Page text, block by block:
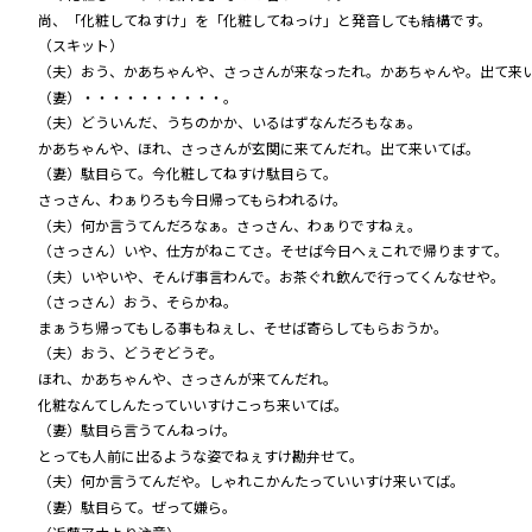
尚、「化粧してねすけ」を「化粧してねっけ」と発音しても結構です。
（スキット）
（夫）おう、かあちゃんや、さっさんが来なったれ。かあちゃんや。出て来
（妻）・・・・・・・・・・。
（夫）どういんだ、うちのかか、いるはずなんだろもなぁ。
かあちゃんや、ほれ、さっさんが玄関に来てんだれ。出て来いてば。
（妻）駄目らて。今化粧してねすけ駄目らて。
さっさん、わぁりろも今日帰ってもらわれるけ。
（夫）何か言うてんだろなぁ。さっさん、わぁりですねぇ。
（さっさん）いや、仕方がねこてさ。そせば今日へぇこれで帰りますて。
（夫）いやいや、そんげ事言わんで。お茶ぐれ飲んで行ってくんなせや。
（さっさん）おう、そらかね。
まぁうち帰ってもしる事もねぇし、そせば寄らしてもらおうか。
（夫）おう、どうぞどうぞ。
ほれ、かあちゃんや、さっさんが来てんだれ。
化粧なんてしんたっていいすけこっち来いてば。
（妻）駄目ら言うてんねっけ。
とっても人前に出るような姿でねぇすけ勘弁せて。
（夫）何か言うてんだや。しゃれこかんたっていいすけ来いてば。
（妻）駄目らて。ぜって嫌ら。